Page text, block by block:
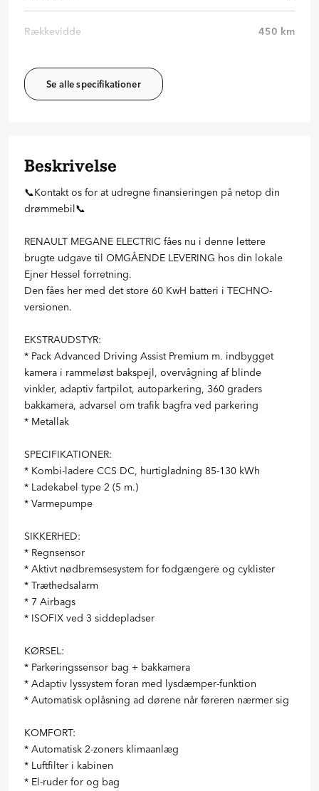
Rækkevidde 450 km
Se alle specifikationer
Beskrivelse
📞Kontakt os for at udregne finansieringen på netop din
drømmebil📞
RENAULT MEGANE ELECTRIC fåes nu i denne lettere
brugte udgave til OMGÅENDE LEVERING hos din lokale
Ejner Hessel forretning.
Den fåes her med det store 60 KwH batteri i TECHNO-
versionen.
EKSTRAUDSTYR:
* Pack Advanced Driving Assist Premium m. indbygget
kamera i rammeløst bakspejl, overvågning af blinde
vinkler, adaptiv fartpilot, autoparkering, 360 graders
bakkamera, advarsel om trafik bagfra ved parkering
* Metallak
SPECIFIKATIONER:
* Kombi-ladere CCS DC, hurtigladning 85-130 kWh
* Ladekabel type 2 (5 m.)
* Varmepumpe
SIKKERHED:
* Regnsensor
* Aktivt nødbremsesystem for fodgængere og cyklister
* Træthedsalarm
* 7 Airbags
* ISOFIX ved 3 siddepladser
KØRSEL:
* Parkeringssensor bag + bakkamera
* Adaptiv lyssystem foran med lysdæmper-funktion
* Automatisk oplåsning ad dørene når føreren nærmer sig
KOMFORT:
* Automatisk 2-zoners klimaanlæg
* Luftfilter i kabinen
* El-ruder for og bag